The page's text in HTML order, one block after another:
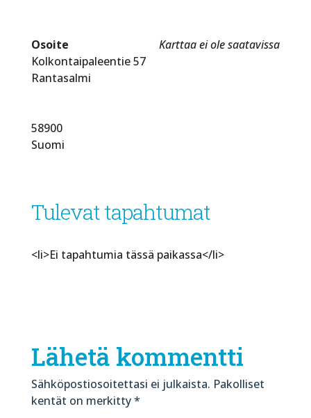
Karttaa ei ole saatavissa
Osoite
Kolkontaipaleentie 57
Rantasalmi
58900
Suomi
Tulevat tapahtumat
<li>Ei tapahtumia tässä paikassa</li>
Lähetä kommentti
Sähköpostiosoitettasi ei julkaista. Pakolliset
kentät on merkitty*